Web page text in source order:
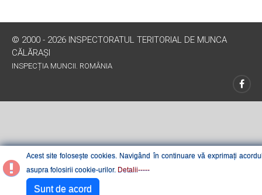
© 2000 - 2026 INSPECTORATUL TERITORIAL DE MUNCA
CĂLĂRAŞI
INSPECȚIA MUNCII. ROMÂNIA
Acest site folosește cookies. Navigând în continuare vă exprimați
asupra folosirii cookie-urilor. Detalii-----
Sunt de acord